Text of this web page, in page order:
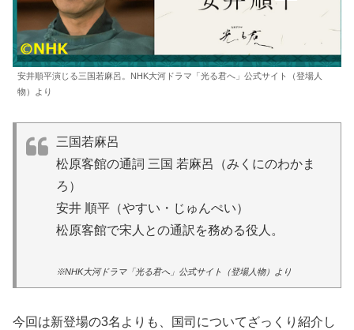
安井順平演じる三国若麻呂。NHK大河ドラマ「光る君へ」公式サイト（登場人
物）より
三国若麻呂
松原客館の通詞 三国 若麻呂（みくにのわかま
ろ）
安井 順平（やすい・じゅんぺい）
松原客館で宋人との通訳を務める役人。
※NHK大河ドラマ「光る君へ」公式サイト（登場人物）より
今回は新登場の3名よりも、国司についてざっくり紹介し